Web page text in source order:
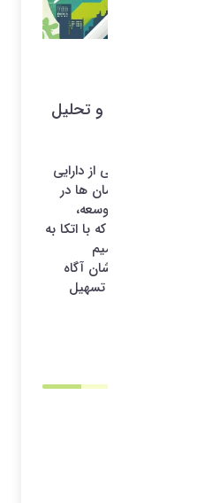
مدیریت و تحلیل
ها به عنوان یکی از دارایی
به سازمان ها در
برای بهبود، توسعه،
وجود دارد که با اتکا به
می توانند تصمیم
سازمان شان آگاه
کلان شان را تسهیل